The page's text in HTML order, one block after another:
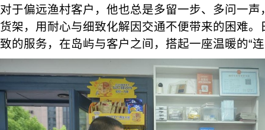
对于偏远渔村客户，他也总是多留一步、多问一
货架，用耐心与细致化解因交通不便带来的困难
致的服务，在岛屿与客户之间，搭起一座温暖的“